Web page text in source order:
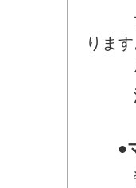
古い
ります
原料
濃口
●
醤油